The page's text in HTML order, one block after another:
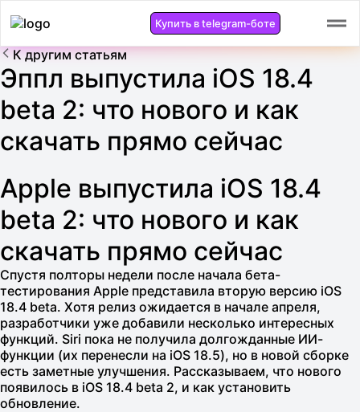
Купить в telegram-боте
К другим статьям
Эппл выпустила iOS 18.4
beta 2: что нового и как
скачать прямо сейчас
Apple выпустила iOS 18.4
beta 2: что нового и как
скачать прямо сейчас
Спустя полторы недели после начала бета-
тестирования Apple представила вторую версию iOS
18.4 beta. Хотя релиз ожидается в начале апреля,
разработчики уже добавили несколько интересных
функций. Siri пока не получила долгожданные ИИ-
функции (их перенесли на iOS 18.5), но в новой сборке
есть заметные улучшения. Рассказываем, что нового
появилось в iOS 18.4 beta 2, и как установить
обновление.